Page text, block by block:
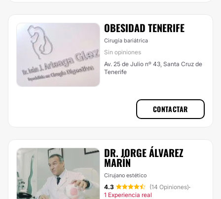
OBESIDAD TENERIFE
Cirugía bariátrica
Sin opiniones
Av. 25 de Julio nº 43, Santa Cruz de
Tenerife
CONTACTAR
DR. JORGE ÁLVAREZ
MARÍN
Cirujano estético
4.3 (14 Opiniones)·
1 Experiencia real